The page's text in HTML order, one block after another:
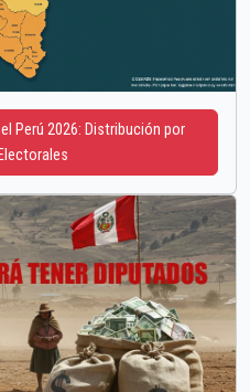
Perú 2026: Distribución por